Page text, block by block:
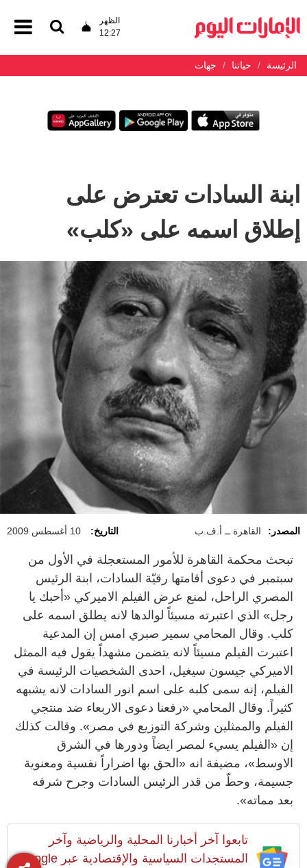
الظهر
12:27
الرئيسة حياتنا جهات
ابنة السادات تعترض على
إطلاق اسمه على «كلب»
المصدر: القاهرة ــ أ.ف.ب التاريخ: 10 أغسطس 2009
تبحث محكمة القاهرة للأمور المستعجلة في الأول من
سبتمبر في دعوى أقامتها رقيّة السادات، ابنة الرئيس
المصري الراحل، لمنع عرض الفيلم الاميركي «أحبك يا
رجل» الذي اعتبرته مسيئاً لوالدها لانه يطلق اسمه على
كلب. وقال المحامي سمير صبري امس إن المدعية
اعتبرت الفيلم مسيئاً لانه يتضمن مشهداً يقول فيه الممثل
الاميركي جيسون سيغيل، احدى الشخصيات الرئيسة في
الفيلم، إنه سمى كلبه على اسم انور السادات لانه يشبهه
كثيراً. وقال المحامي «رفعنا دعوى الاربعاء ضد منتجي
الفيلم والممثلين وشركة التوزيع في مصر». وقالت كذلك
إن «الفيلم يسيء لمصر ايضاً ودورها في الشرق
الاوسط»، مضيفة انه «الحق بها اضراراً نفسية ومعنوية
جسيمة، وحطّ من قدر الرئيس السادات وجرح شرفه
بعد مماته».
تابعوا آخر أخبارنا المحلية والرياضية وآخر
المستجدات السياسية والإقتصادية عبر Google